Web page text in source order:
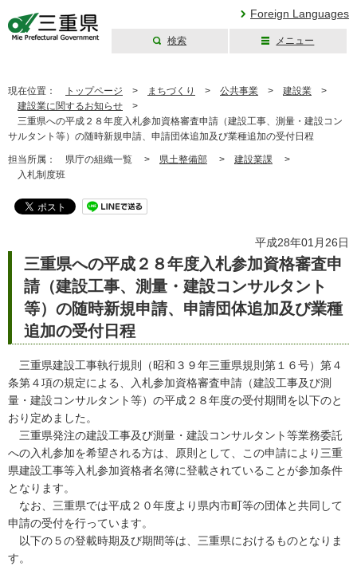
Foreign Languages
検索 メニュー
現在位置： トップページ > まちづくり > 公共事業 > 建設業 >
建設業に関するお知らせ >
三重県への平成２８年度入札参加資格審査申請（建設工事、測量・建設コン
サルタント等）の随時新規申請、申請団体追加及び業種追加の受付日程
担当所属： 県庁の組織一覧 > 県土整備部 > 建設業課 >
入札制度班
平成28年01月26日
三重県への平成２８年度入札参加資格審査申
請（建設工事、測量・建設コンサルタント
等）の随時新規申請、申請団体追加及び業種
追加の受付日程
三重県建設工事執行規則（昭和３９年三重県規則第１６号）第４
条第４項の規定による、入札参加資格審査申請（建設工事及び測
量・建設コンサルタント等）の平成２８年度の受付期間を以下のと
おり定めました。
三重県発注の建設工事及び測量・建設コンサルタント等業務委託
への入札参加を希望される方は、原則として、この申請により三重
県建設工事等入札参加資格者名簿に登載されていることが参加条件
となります。
なお、三重県では平成２０年度より県内市町等の団体と共同して
申請の受付を行っています。
以下の５の登載時期及び期間等は、三重県におけるものとなりま
す。